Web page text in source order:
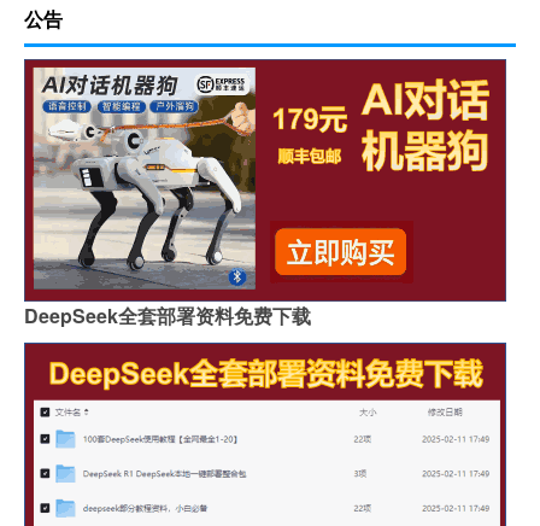
公告
DeepSeek全套部署资料免费下载